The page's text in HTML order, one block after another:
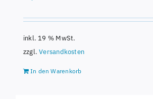
inkl. 19 % MwSt.
zzgl.Versandkosten
In den Warenkorb